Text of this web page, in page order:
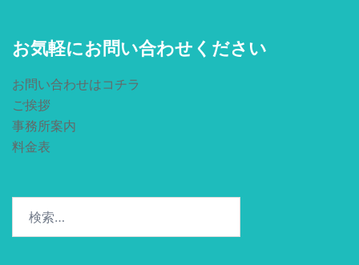
お気軽にお問い合わせください
お問い合わせはコチラ
ご挨拶
事務所案内
料金表